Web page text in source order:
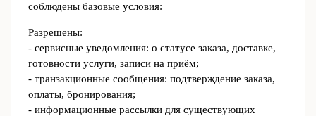
соблюдены базовые условия:
Разрешены:
- сервисные уведомления: о статусе заказа, доставке,
готовности услуги, записи на приём;
- транзакционные сообщения: подтверждение заказа,
оплаты, бронирования;
- информационные рассылки для существующих